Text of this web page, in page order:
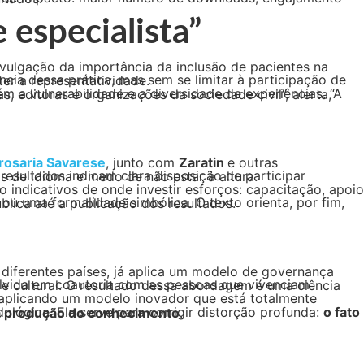
e comprometer a representatividade.
Savarese, junto com Zaratin
como fadiga, insegurança, barreiras de idioma e medo de não estar à altura.
ciclo da pesquisa, desde a chamada pública até a publicação dos resultados.
Ela serve para corrigir distorção profunda:
produção do conhecimento.